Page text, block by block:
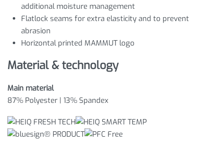
additional moisture management
Flatlock seams for extra elasticity and to prevent
abrasion
Horizontal printed MAMMUT logo
Material & technology
Main material
87% Polyester | 13% Spandex